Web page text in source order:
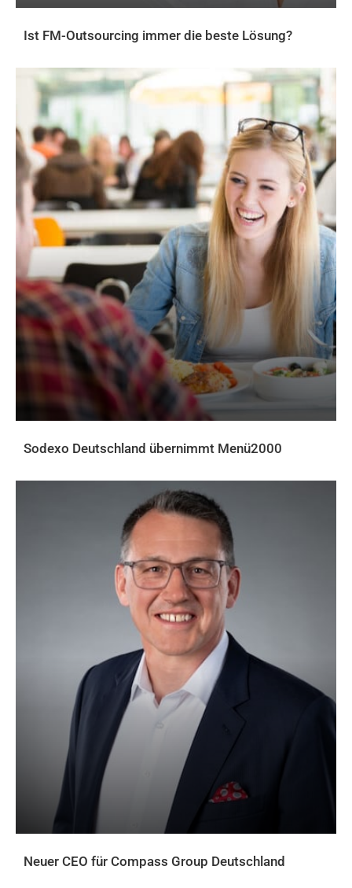
Ist FM-Outsourcing immer die beste Lösung?
Sodexo Deutschland übernimmt Menü2000
Neuer CEO für Compass Group Deutschland